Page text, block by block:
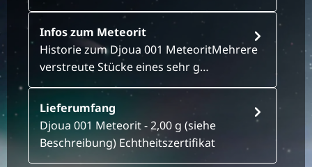
Infos zum Meteorit
Historie zum Djoua 001 MeteoritMehrere
verstreute Stücke eines sehr g…
Lieferumfang
Djoua 001 Meteorit - 2,00 g (siehe
Beschreibung) Echtheitszertifikat